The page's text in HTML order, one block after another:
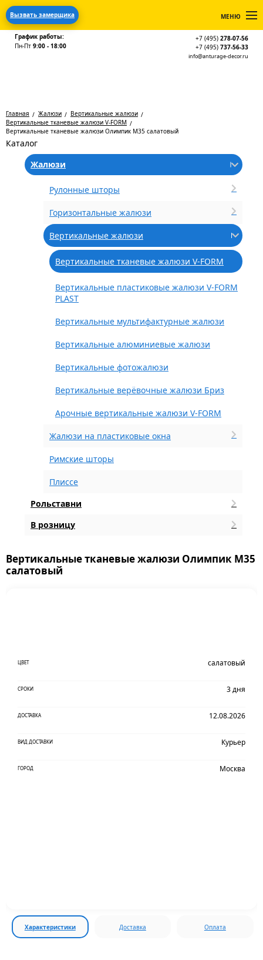
Вызвать замерщика МЕНЮ
График работы:
Пн-Пт 9:00 - 18:00
+7 (495) 278-07-56
+7 (495) 737-56-33
info@anturage-decor.ru
Главная Жалюзи
Вертикальные жалюзи
Вертикальные тканевые жалюзи V-FORM
Вертикальные тканевые жалюзи Олимпик М35 салатовый
Каталог
Жалюзи
Рулонные шторы
Горизонтальные жалюзи
Вертикальные жалюзи
Вертикальные тканевые жалюзи V-FORM
Вертикальные пластиковые жалюзи V-FORM
PLAST
Вертикальные мультифактурные жалюзи
Вертикальные алюминиевые жалюзи
Вертикальные фотожалюзи
Вертикальные верёвочные жалюзи Бриз
Арочные вертикальные жалюзи V-FORM
Жалюзи на пластиковые окна
Римские шторы
Плиссе
Рольставни
В розницу
Вертикальные тканевые жалюзи Олимпик М35
салатовый
ЦВЕТ салатовый
СРОКИ 3 дня
ДОСТАВКА 12.08.2026
ВИД ДОСТАВКИ Курьер
ГОРОД Москва
Характеристики Доставка Оплата